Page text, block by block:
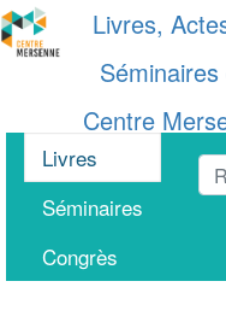
Livres,
Séminaires
Centre
Livres
Séminaires
Congrès